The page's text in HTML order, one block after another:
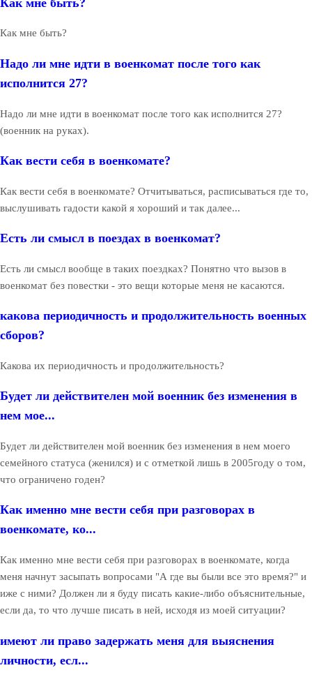
Как мне быть?
Надо ли мне идти в военкомат после того как
исполнится 27?
Надо ли мне идти в военкомат после того как исполнится 27?
(военник на руках).
Как вести себя в военкомате?
Как вести себя в военкомате? Отчитываться, расписываться где то,
выслушивать гадости какой я хороший и так далее...
Есть ли смысл в поездах в военкомат?
Есть ли смысл вообще в таких поездках? Понятно что вызов в
военкомат без повестки - это вещи которые меня не касаются.
какова периодичность и продолжительность военных
сборов?
Какова их периодичность и продолжительность?
Будет ли действителен мой военник без изменения в
нем мое...
Будет ли действителен мой военник без изменения в нем моего
семейного статуса (женился) и с отметкой лишь в 2005году о том,
что ограничено годен?
Как именно мне вести себя при разговорах в
военкомате, ко...
Как именно мне вести себя при разговорах в военкомате, когда
меня начнут засыпать вопросами "А где вы были все это время?" и
иже с ними? Должен ли я буду писать какие-либо объяснительные,
если да, то что лучше писать в ней, исходя из моей ситуации?
имеют ли право задержать меня для выяснения
личности, есл...